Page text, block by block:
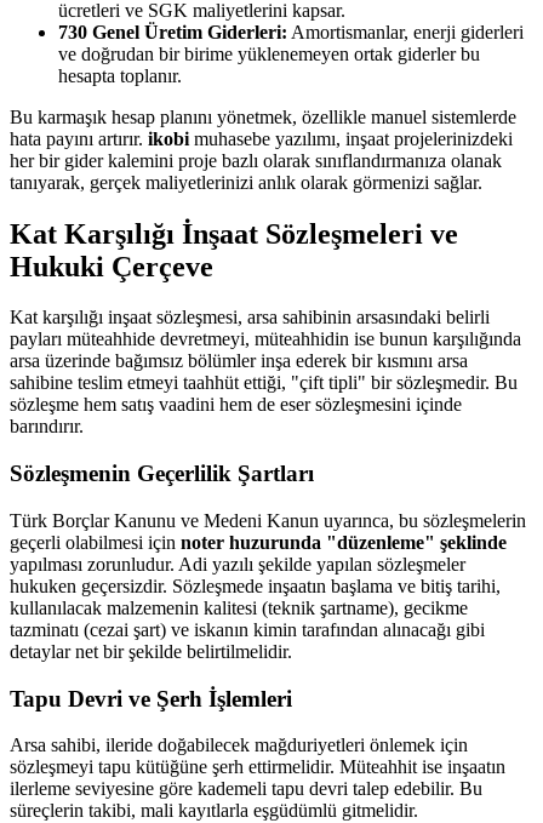
ücretleri ve SGK maliyetlerini kapsar.
730 Genel Üretim Giderleri: Amortismanlar, enerji giderleri
ve doğrudan bir birime yüklenemeyen ortak giderler bu
hesapta toplanır.
Bu karmaşık hesap planını yönetmek, özellikle manuel sistemlerde
hata payını artırır. ikobi muhasebe yazılımı, inşaat projelerinizdeki
her bir gider kalemini proje bazlı olarak sınıflandırmanıza olanak
tanıyarak, gerçek maliyetlerinizi anlık olarak görmenizi sağlar.
Kat Karşılığı İnşaat Sözleşmeleri ve
Hukuki Çerçeve
Kat karşılığı inşaat sözleşmesi, arsa sahibinin arsasındaki belirli
payları müteahhide devretmeyi, müteahhidin ise bunun karşılığında
arsa üzerinde bağımsız bölümler inşa ederek bir kısmını arsa
sahibine teslim etmeyi taahhüt ettiği, "çift tipli" bir sözleşmedir. Bu
sözleşme hem satış vaadini hem de eser sözleşmesini içinde
barındırır.
Sözleşmenin Geçerlilik Şartları
Türk Borçlar Kanunu ve Medeni Kanun uyarınca, bu sözleşmelerin
geçerli olabilmesi için noter huzurunda "düzenleme" şeklinde
yapılması zorunludur. Adi yazılı şekilde yapılan sözleşmeler
hukuken geçersizdir. Sözleşmede inşaatın başlama ve bitiş tarihi,
kullanılacak malzemenin kalitesi (teknik şartname), gecikme
tazminatı (cezai şart) ve iskanın kimin tarafından alınacağı gibi
detaylar net bir şekilde belirtilmelidir.
Tapu Devri ve Şerh İşlemleri
Arsa sahibi, ileride doğabilecek mağduriyetleri önlemek için
sözleşmeyi tapu kütüğüne şerh ettirmelidir. Müteahhit ise inşaatın
ilerleme seviyesine göre kademeli tapu devri talep edebilir. Bu
süreçlerin takibi, mali kayıtlarla eşgüdümlü gitmelidir.